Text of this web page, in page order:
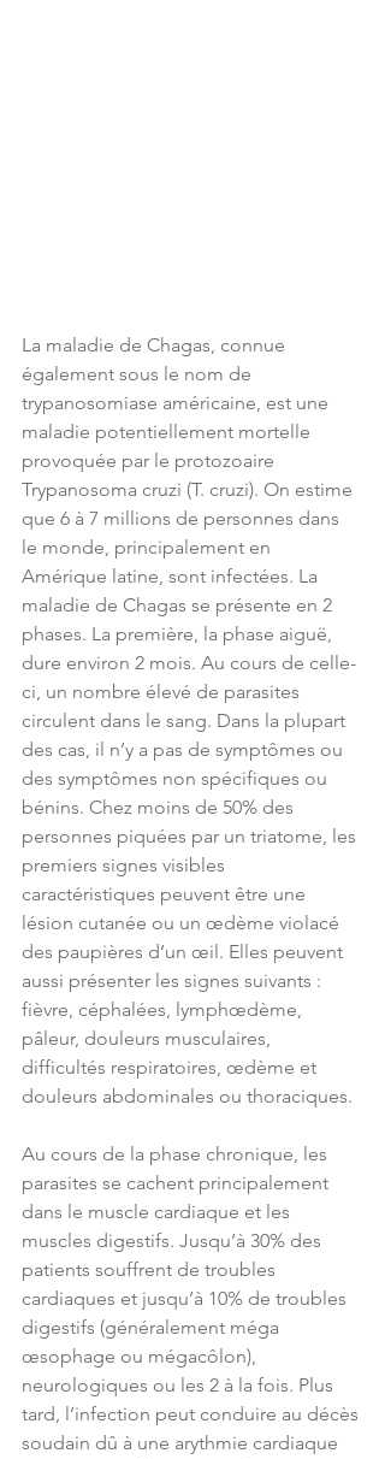
La maladie de Chagas, connue
également sous le nom de
trypanosomiase américaine, est une
maladie potentiellement mortelle
provoquée par le protozoaire
Trypanosoma cruzi (T. cruzi). On estime
que 6 à 7 millions de personnes dans
le monde, principalement en
Amérique latine, sont infectées. La
maladie de Chagas se présente en 2
phases. La première, la phase aiguë,
dure environ 2 mois. Au cours de celle-
ci, un nombre élevé de parasites
circulent dans le sang. Dans la plupart
des cas, il n’y a pas de symptômes ou
des symptômes non spécifiques ou
bénins. Chez moins de 50% des
personnes piquées par un triatome, les
premiers signes visibles
caractéristiques peuvent être une
lésion cutanée ou un œdème violacé
des paupières d’un œil. Elles peuvent
aussi présenter les signes suivants :
fièvre, céphalées, lymphœdème,
pâleur, douleurs musculaires,
difficultés respiratoires, œdème et
douleurs abdominales ou thoraciques.
Au cours de la phase chronique, les
parasites se cachent principalement
dans le muscle cardiaque et les
muscles digestifs. Jusqu’à 30% des
patients souffrent de troubles
cardiaques et jusqu’à 10% de troubles
digestifs (généralement méga
œsophage ou mégacôlon),
neurologiques ou les 2 à la fois. Plus
tard, l’infection peut conduire au décès
soudain dû à une arythmie cardiaque